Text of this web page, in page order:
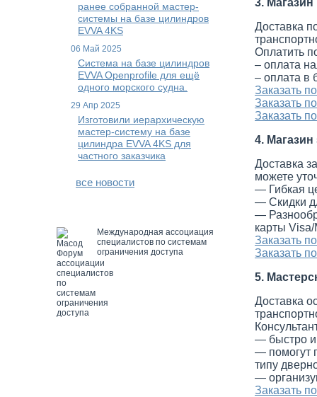
ранее собранной мастер-
системы на базе цилиндров
EVVA 4KS
06 Май 2025
Система на базе цилиндров
EVVA Openprofile для ещё
одного морского судна.
29 Апр 2025
Изготовили иерархическую
мастер-систему на базе
цилиндра EVVA 4KS для
частного заказчика
все новости
Международная ассоциация
специалистов по системам
ограничения доступа
Доставка
Оплатить
– оплата
– оплата в
Заказать
Заказать
Заказать
4.
Доставка
можете
— Гибкая
— Скидки
—
карты
Заказать
Заказать
5.
Доставка
— быстро и
— помогут
типу
—
Заказать